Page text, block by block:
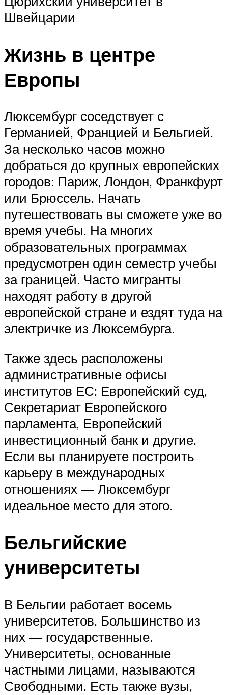
Швейцарии
Жизнь в центре
Европы
Люксембург соседствует с
Германией, Францией и Бельгией.
За несколько часов можно
добраться до крупных европейских
городов: Париж, Лондон, Франкфурт
или Брюссель. Начать
путешествовать вы сможете уже во
время учебы. На многих
образовательных программах
предусмотрен один семестр учебы
за границей. Часто мигранты
находят работу в другой
европейской стране и ездят туда на
электричке из Люксембурга.
Также здесь расположены
административные офисы
институтов ЕС: Европейский суд,
Секретариат Европейского
парламента, Европейский
инвестиционный банк и другие.
Если вы планируете построить
карьеру в международных
отношениях — Люксембург
идеальное место для этого.
Бельгийские
университеты
В Бельгии работает восемь
университетов. Большинство из
них — государственные.
Университеты, основанные
частными лицами, называются
Свободными. Есть также вузы,